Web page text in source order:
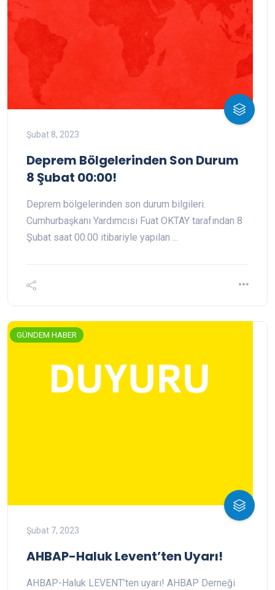
Şubat 8, 2023
Deprem Bölgelerinden Son Durum
8 Şubat 00:00!
Deprem bölgelerinden son durum bilgileri.
Cumhurbaşkanı Yardımcısı Fuat OKTAY tarafından 8
Şubat saat 00.00 itibariyle yapılan ...
GÜNDEM HABER
Şubat 7, 2023
AHBAP-Haluk Levent’ten Uyarı!
AHBAP-Haluk LEVENT’ten uyarı! AHBAP Derneği